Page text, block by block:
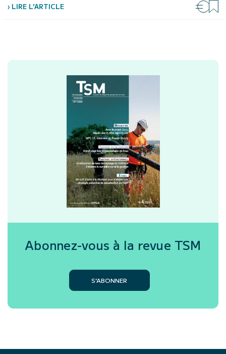
› LIRE L’ARTICLE
Abonnez-vous à la revue TSM
S’ABONNER